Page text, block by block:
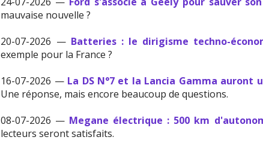
mauvaise nouvelle ?
20-07-2026 — Batteries : le dirigisme techno-
exemple pour la France ?
16-07-2026 — La DS N°7 et la Lancia Gamma auront
Une réponse, mais encore beaucoup de questions.
08-07-2026 — Megane électrique : 500 km
lecteurs seront satisfaits.